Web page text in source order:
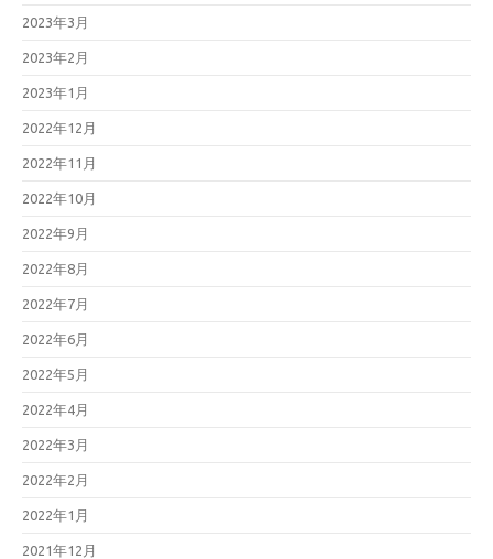
2023年3月
2023年2月
2023年1月
2022年12月
2022年11月
2022年10月
2022年9月
2022年8月
2022年7月
2022年6月
2022年5月
2022年4月
2022年3月
2022年2月
2022年1月
2021年12月